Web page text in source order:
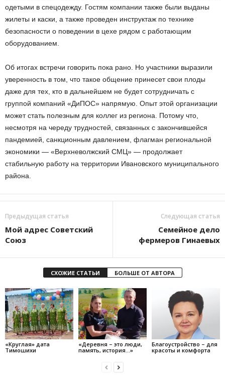
одетыми в спецодежду. Гостям компании также были выданы
жилеты и каски, а также проведен инструктаж по технике
безопасности о поведении в цехе рядом с работающим
оборудованием.
Об итогах встречи говорить пока рано. Но участники выразили
уверенность в том, что такое общение принесет свои плоды
даже для тех, кто в дальнейшем не будет сотрудничать с
группой компаний «ДиПОС» напрямую. Опыт этой организации
может стать полезным для коллег из региона. Потому что,
несмотря на череду трудностей, связанных с закончившейся
пандемией, санкционным давлением, флагман региональной
экономики — «Верхневолжский СМЦ» — продолжает
стабильную работу на территории Ивановского муниципального
района.
Предыдущая статья
Мой адрес Советский
Союз
Следующая статья
Семейное дело
фермеров Гинаевых
СХОЖИЕ СТАТЬИ БОЛЬШЕ ОТ АВТОРА
«Круглая» дата
Тимошихи
«Деревня – это люди,
память, история…»
Благоустройство – для
красоты и комфорта